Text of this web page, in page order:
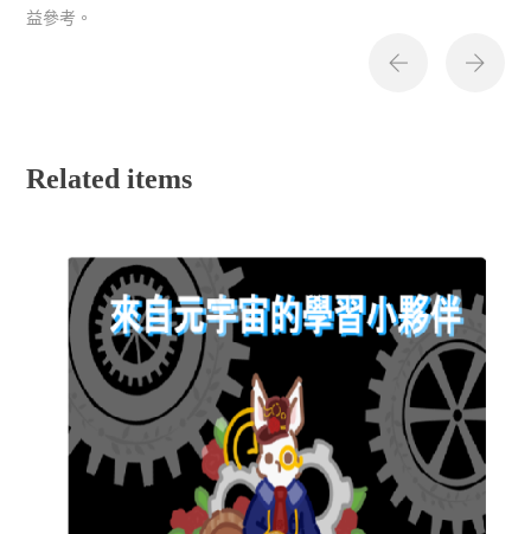
益參考。
Related items